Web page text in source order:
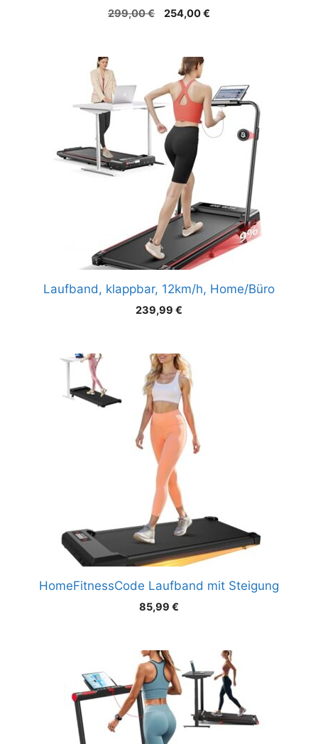
299,00€
Ursprünglicher
299,00 €
254,00€
Laufband, klappbar, 12km/h, Home/Büro
239,99 €
HomeFitnessCode Laufband mit Steigung
85,99 €